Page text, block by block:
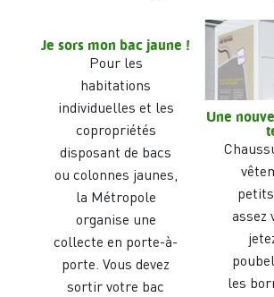
Je sors mon bac jaune !
Pour les
habitations
individuelles et les
copropriétés
disposant de bacs
ou colonnes jaunes,
la Métropole
organise une
collecte en porte-à-
porte. Vous devez
sortir votre bac
Une
assez
les